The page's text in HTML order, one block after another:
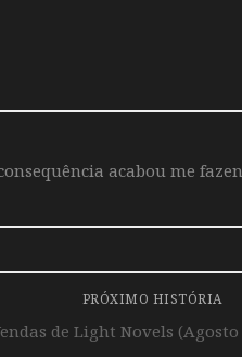
acabou me
PRÓXIMO HISTÓRIA
de Light Novels (Agosto